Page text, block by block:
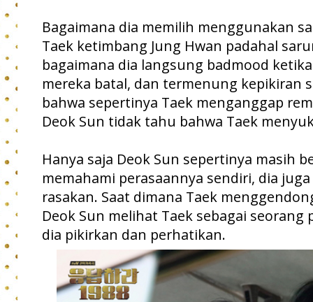
Bagaimana dia memilih menggunakan
Taek ketimbang Jung Hwan padahal
bagaimana dia langsung badmood
mereka batal, dan termenung kepikiran
bahwa sepertinya Taek menganggap
Deok Sun tidak tahu bahwa Taek
Hanya saja Deok Sun sepertinya masih
memahami perasaannya sendiri, dia
rasakan. Saat dimana Taek
Deok Sun melihat Taek sebagai
dia pikirkan dan perhatikan.